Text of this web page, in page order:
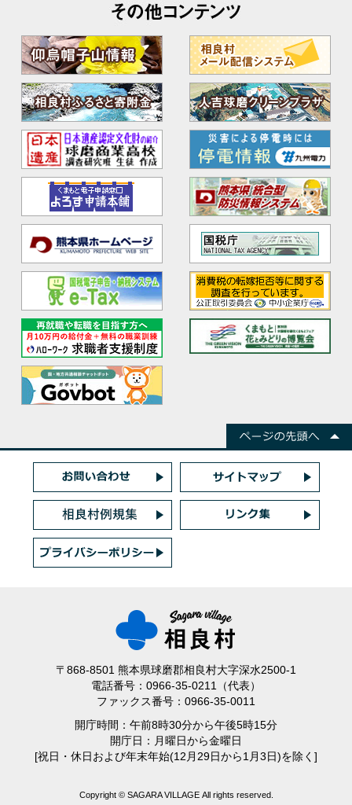
〒868-8501 熊本県球磨郡相良村大字深水2500-1
電話番号：0966-35-0211（代表）
ファックス番号：0966-35-0011
開庁時間：午前8時30分から午後5時15分
開庁日：月曜日から金曜日
[祝日・休日および年末年始(12月29日から1月3日)を除く]
Copyright © SAGARA VILLAGE All rights reserved.